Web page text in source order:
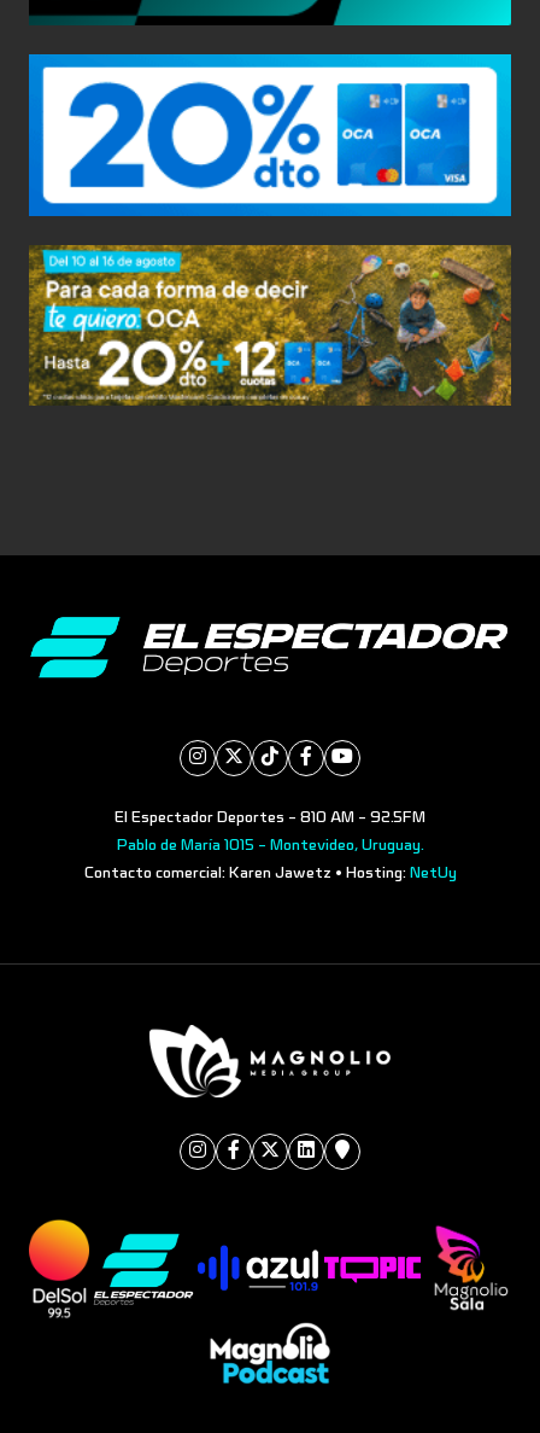
El Espectador Deportes - 810 AM - 92.5FM
Pablo de María 1015 - Montevideo, Uruguay.
Contacto comercial: Karen Jawetz • Hosting: NetUy